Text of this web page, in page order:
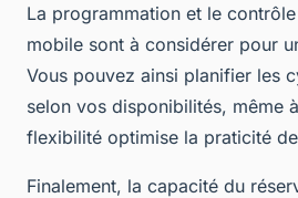
La programmation et le
mobile sont à considérer pour
Vous pouvez ainsi planifier les
selon vos disponibilités, même
flexibilité optimise la praticité
Finalement, la capacité du